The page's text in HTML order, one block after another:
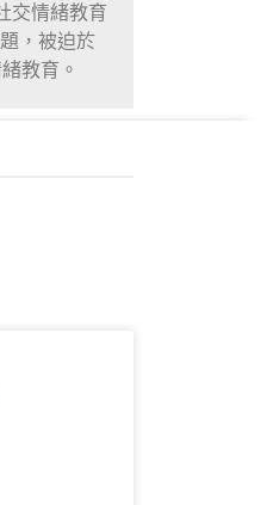
交情緒教育
，被迫於
教育。